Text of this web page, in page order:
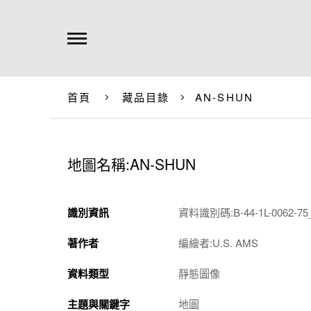
首頁 藏品目錄 AN-SHUN
地圖名稱:AN-SHUN
識別資訊 資料識別碼:B-44-1L-0062-
著作者 編繪者:U.S. AMS
資料類型 靜態圖像
主題與關鍵字 地圖